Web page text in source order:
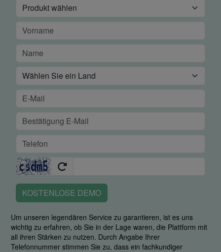
KOSTENLOSE DEMO
Um unseren legendären Service zu garantieren, ist es uns
wichtig zu erfahren, ob Sie in der Lage waren, die Plattform mit
all ihren Stärken zu nutzen. Durch Angabe Ihrer
Telefonnummer stimmen Sie zu, dass ein fachkundiger